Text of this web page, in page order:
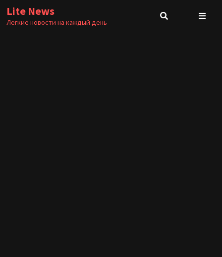
Перейти
Lite News
Легкие новости на каждый день